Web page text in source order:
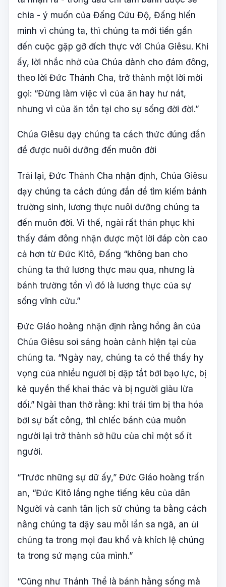
chia - ý muốn của Đấng Cứu Độ, Đấng hiến
mình vì chúng ta, thì chúng ta mới tiến gần
đến cuộc gặp gỡ đích thực với Chúa Giêsu. Khi
ấy, lời nhắc nhở của Chúa dành cho đám đông,
theo lời Đức Thánh Cha, trở thành một lời mời
gọi: “Đừng làm việc vì của ăn hay hư nát,
nhưng vì của ăn tồn tại cho sự sống đời đời.”
Chúa Giêsu dạy chúng ta cách thức đúng đắn
để được nuôi dưỡng đến muôn đời
Trái lại, Đức Thánh Cha nhận định, Chúa Giêsu
dạy chúng ta cách đúng đắn để tìm kiếm bánh
trường sinh, lương thực nuôi dưỡng chúng ta
đến muôn đời. Vì thế, ngài rất thán phục khi
thấy đám đông nhận được một lời đáp còn cao
cả hơn từ Đức Kitô, Đấng “không ban cho
chúng ta thứ lương thực mau qua, nhưng là
bánh trường tồn vì đó là lương thực của sự
sống vĩnh cửu.”
Đức Giáo hoàng nhận định rằng hồng ân của
Chúa Giêsu soi sáng hoàn cảnh hiện tại của
chúng ta. “Ngày nay, chúng ta có thể thấy hy
vọng của nhiều người bị dập tắt bởi bạo lực, bị
kẻ quyền thế khai thác và bị người giàu lừa
dối.” Ngài than thở rằng: khi trái tim bị tha hóa
bởi sự bất công, thì chiếc bánh của muôn
người lại trở thành sở hữu của chỉ một số ít
người.
“Trước những sự dữ ấy,” Đức Giáo hoàng trấn
an, “Đức Kitô lắng nghe tiếng kêu của dân
Người và canh tân lịch sử chúng ta bằng cách
nâng chúng ta dậy sau mỗi lần sa ngã, an ủi
chúng ta trong mọi đau khổ và khích lệ chúng
ta trong sứ mạng của mình.”
“Cũng như Thánh Thể là bánh hằng sống mà